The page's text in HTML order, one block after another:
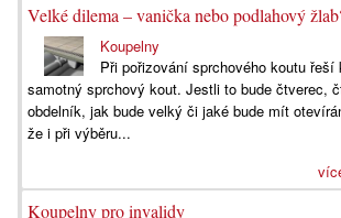
Velké dilema – vanička nebo podlahový
Koupelny
Při pořizování sprchového koutu řeší
samotný sprchový kout. Jestli to bude čtverec,
obdelník, jak bude velký či jaké bude mít
že i při výběru...
Koupelny pro invalidy